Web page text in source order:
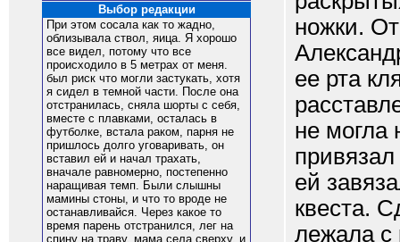
Выбор редакции
При этом сосала как то жадно,
облизывала ствол, яица. Я хорошо
все видел, потому что все
происходило в 5 метрах от меня.
был риск что могли застукать, хотя
я сидел в темной части. После она
отстранилась, сняла шорты с себя,
вместе с плавками, осталась в
футболке, встала раком, парня не
пришлось долго уговаривать, он
вставил ей и начал трахать,
вначале равномерно, постепенно
наращивая темп. Были слышны
мамины стоны, и что то вроде не
останавливайся. Через какое то
время парень отстранился, лег на
спину на траву, мама села сверху, и
ножки. От
ее рта
не могла
ей
квеста.
лежала с